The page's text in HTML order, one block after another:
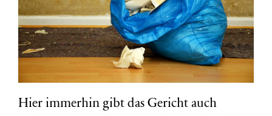
Hier immerhin gibt das Gericht auch